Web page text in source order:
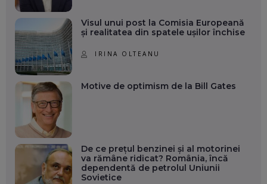
Visul unui post la Comisia Europeană
și realitatea din spatele ușilor închise
IRINA OLTEANU
Motive de optimism de la Bill Gates
De ce prețul benzinei și al motorinei
va rămâne ridicat? România, încă
dependentă de petrolul Uniunii
Sovietice